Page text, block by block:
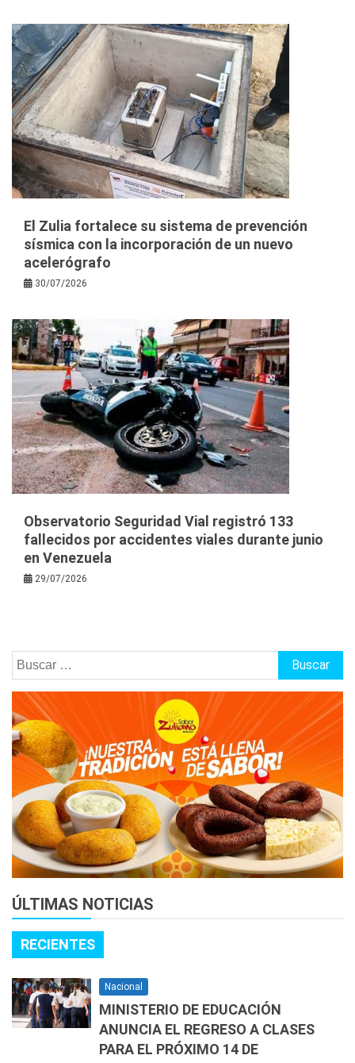
El Zulia fortalece su sistema de prevención
sísmica con la incorporación de un nuevo
acelerógrafo
30/07/2026
Observatorio Seguridad Vial registró 133
fallecidos por accidentes viales durante junio
en Venezuela
29/07/2026
Buscar:
ÚLTIMAS NOTICIAS
RECIENTES
Nacional
MINISTERIO DE EDUCACIÓN
ANUNCIA EL REGRESO A CLASES
PARA EL PRÓXIMO 14 DE